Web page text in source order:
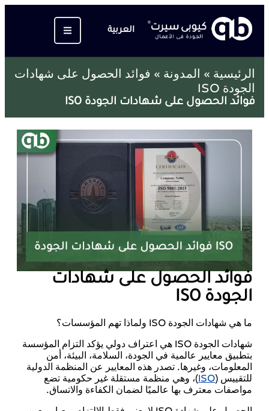
العربية
الرئيسية » المدونة » فوائد الحصول على شهادات
الجودة ISO
فوائد الحصول على شهادات الجودة ISO
فوائد الحصول على شهادات
الجودة ISO
ما هي شهادات الجودة ISO ولماذا تهم المؤسسات؟
شهادات الجودة ISO هي اعتراف دولي يؤكد التزام المؤسسة
بتطبيق معايير عالمية في الجودة، السلامة، البيئة، أمن
المعلومات، وغيرها. تصدر هذه المعايير عن المنظمة الدولية
للتقييس (ISO)، وهي منظمة مستقلة غير حكومية تضع
مواصفات معترف بها عالميًا لضمان الكفاءة والاتساق.